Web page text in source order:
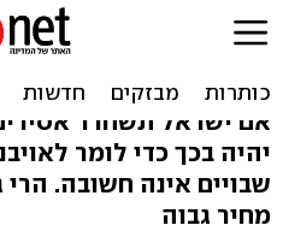
חיים תמורת
תמורת חללים
אם ישראל תשחרר
יהיה בכך כדי לומר
שבויים אינה חשובה.
מחיר גבוה